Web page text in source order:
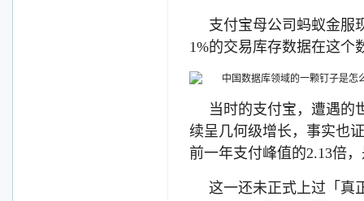
支付宝母公司蚂蚁金服
1%的交易库存数据在这个
当时的支付宝，遭遇的
续呈几何级增长，事实也
前一年支付峰值的2.13倍
这一还未正式上过「真